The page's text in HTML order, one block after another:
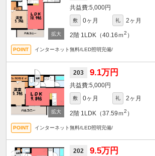
5,000円
敷 0ヶ月 礼 2ヶ月
2階 1LDK（40.16ｍ2 ）
インターネット無料/LED照明完備/
203 9.1万円
5,000円
敷 0ヶ月 礼 2ヶ月
2階 1LDK（37.59ｍ2 ）
インターネット無料/LED照明完備/
202 9.5万円